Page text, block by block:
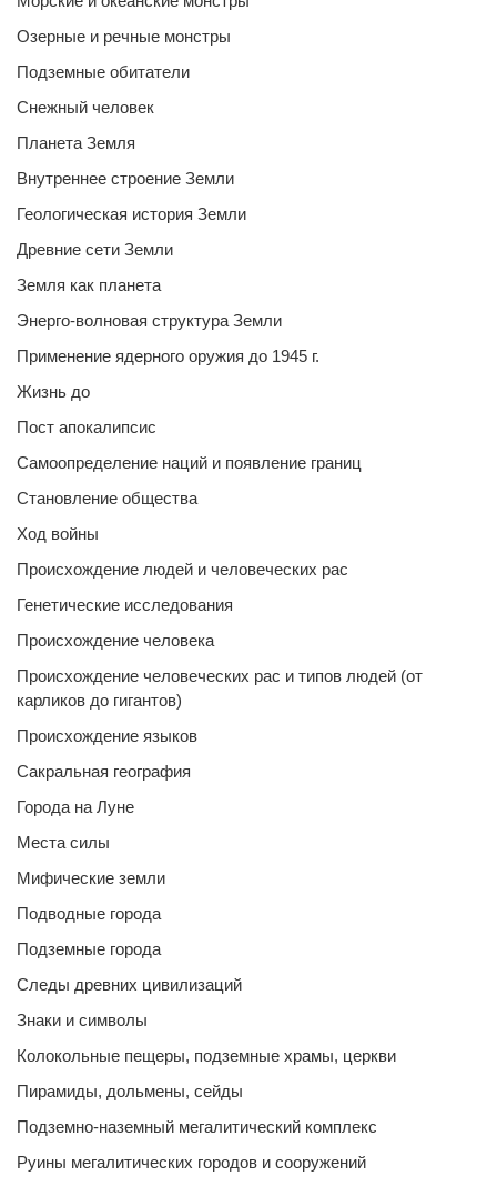
Озерные и речные монстры
Подземные обитатели
Снежный человек
Планета Земля
Внутреннее строение Земли
Геологическая история Земли
Древние сети Земли
Земля как планета
Энерго-волновая структура Земли
Применение ядерного оружия до 1945 г.
Жизнь до
Пост апокалипсис
Самоопределение наций и появление границ
Становление общества
Ход войны
Происхождение людей и человеческих рас
Генетические исследования
Происхождение человека
Происхождение человеческих рас и типов людей (от
карликов до гигантов)
Происхождение языков
Сакральная география
Города на Луне
Места силы
Мифические земли
Подводные города
Подземные города
Следы древних цивилизаций
Знаки и символы
Колокольные пещеры, подземные храмы, церкви
Пирамиды, дольмены, сейды
Подземно-наземный мегалитический комплекс
Руины мегалитических городов и сооружений